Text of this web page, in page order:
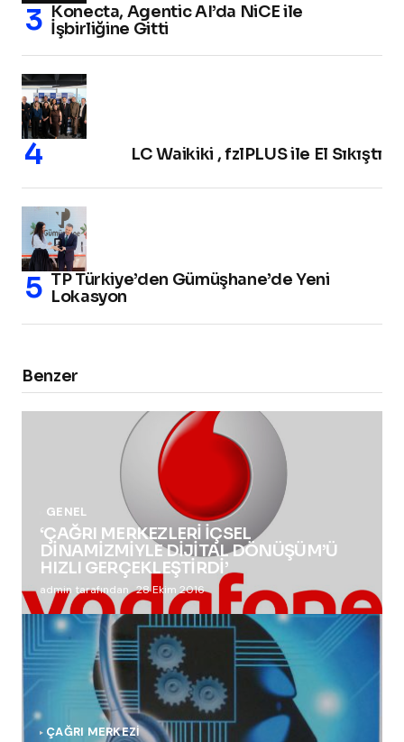
Konecta, Agentic AI’da NiCE ile
İşbirliğine Gitti
LC Waikiki , fzlPLUS ile El Sıkıştı
TP Türkiye’den Gümüşhane’de Yeni
Lokasyon
Benzer
GENEL
‘ÇAĞRI MERKEZLERİ İÇSEL
DİNAMİZMİYLE DİJİTAL DÖNÜŞÜM’Ü
HIZLI GERÇEKLEŞTİRDİ’
admin tarafından 28 Ekim 2016
ÇAĞRI MERKEZI